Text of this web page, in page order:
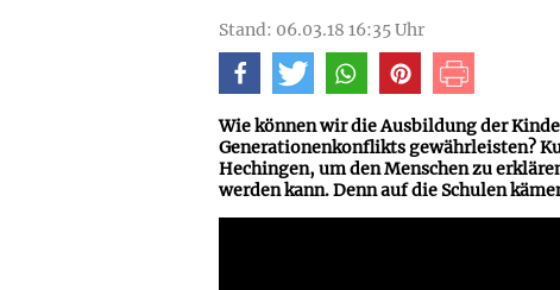
Stand: 06.03.18 16:35 Uhr
Wie können wir die Ausbildung der
Generationenkonflikts gewährleisten?
Hechingen, um den Menschen zu
werden kann. Denn auf die Schulen